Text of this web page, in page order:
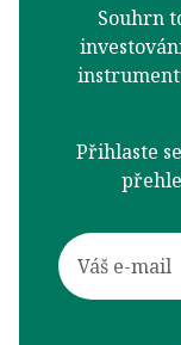
Souhrn
Přihlaste